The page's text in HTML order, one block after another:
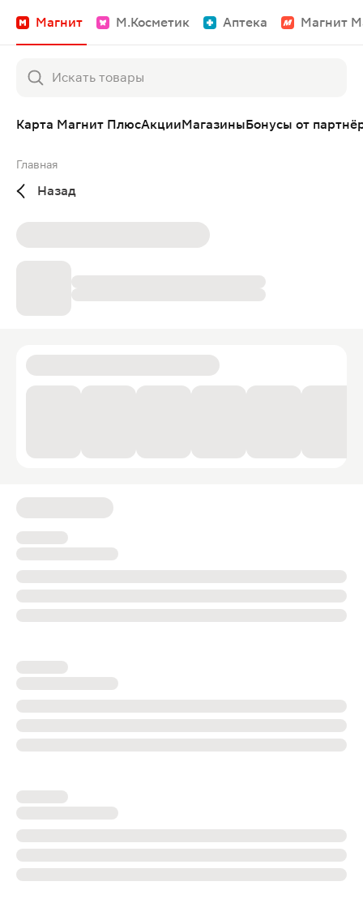
Магнит М.Косметик Аптека Магнит
Карта Магнит ПлюсАкцииМагазиныБонусы от
Главная
Назад